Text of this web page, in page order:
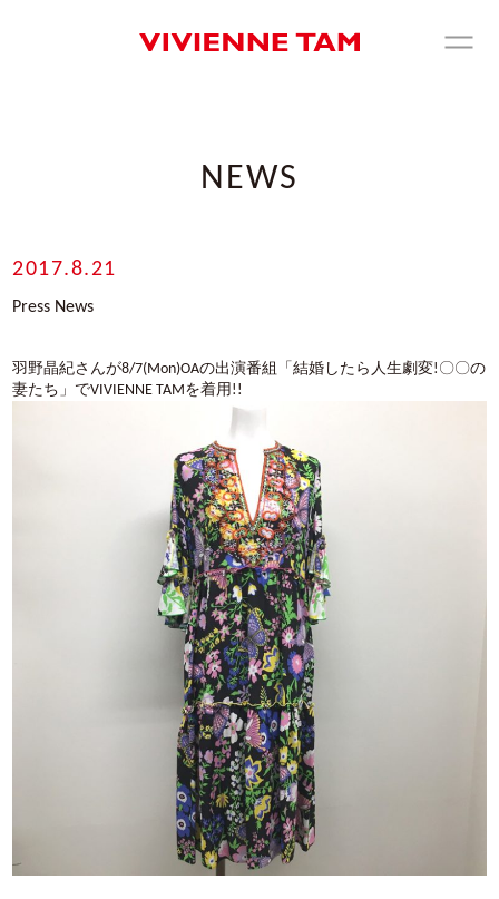
NEWS
2017.8.21
Press News
羽野晶紀さんが8/7(Mon)OAの出演番組「結婚したら人生劇変!〇〇の
妻たち」でVIVIENNE TAMを着用!!